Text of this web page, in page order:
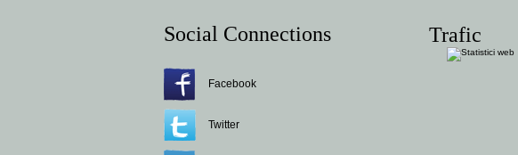
Social Connections
Facebook
Twitter
Trafic